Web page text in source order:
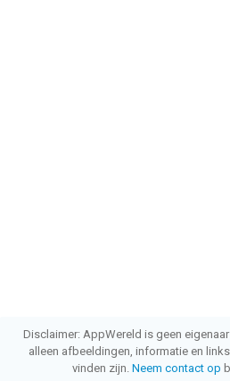
Disclaimer: AppWereld is geen
alleen afbeeldingen, informatie en
vinden zijn. Neem contact op